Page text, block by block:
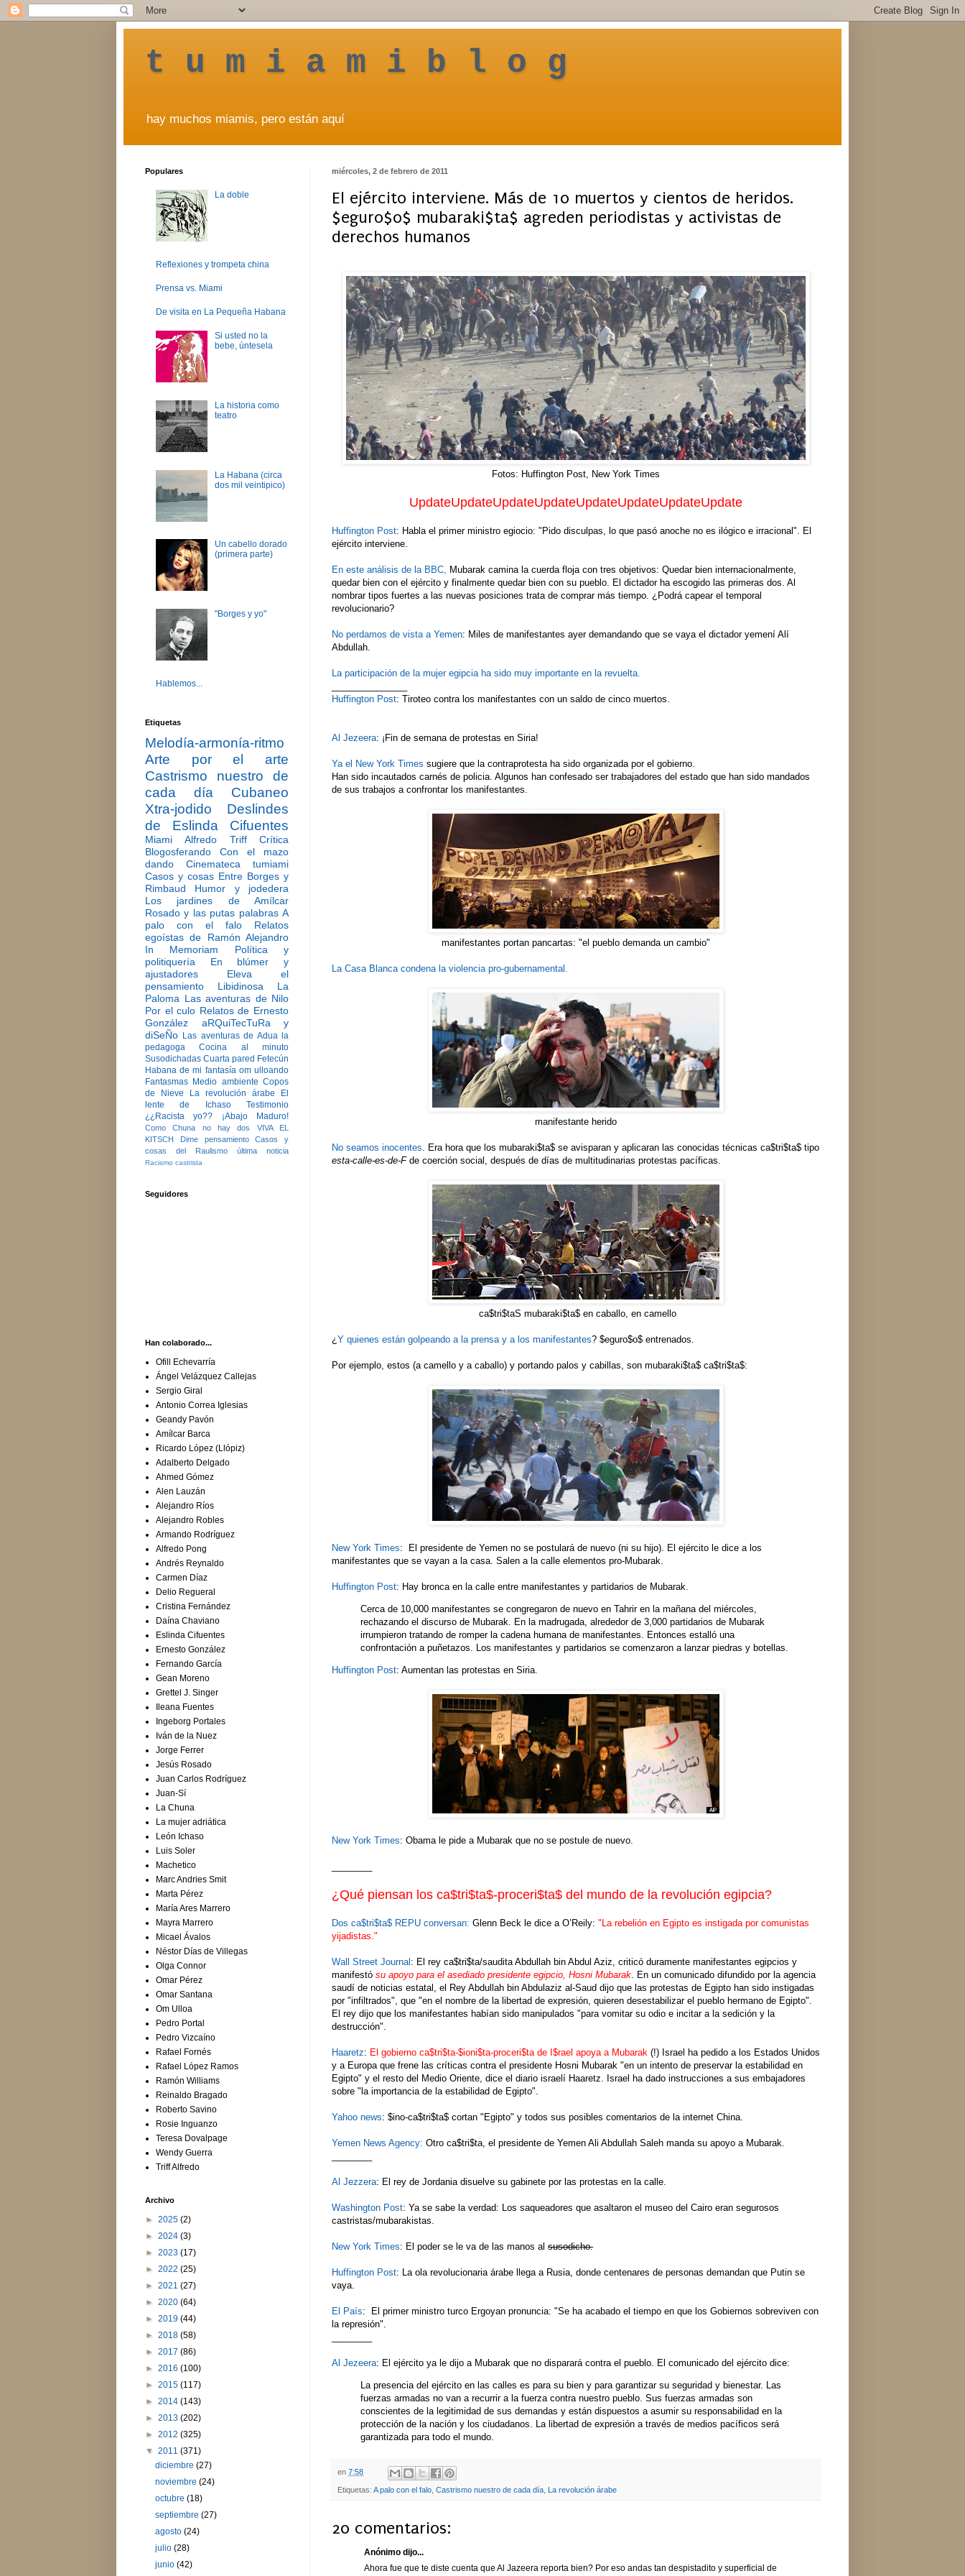
t u m i a m i b l o g
hay muchos miamis, pero están aquí
miércoles, 2 de febrero de 2011
El ejército interviene. Más de 10 muertos y cientos de heridos.
$eguro$o$ mubaraki$ta$ agreden periodistas y activistas de
derechos humanos
Fotos: Huffington Post, New York Times
UpdateUpdateUpdateUpdateUpdateUpdateUpdateUpdate
Huffington Post: Habla el primer ministro egiocio: "Pido disculpas, lo que pasó anoche no es ilógico e irracional". El
ejército interviene.
En este análisis de la BBC, Mubarak camina la cuerda floja con tres objetivos: Quedar bien internacionalmente,
quedar bien con el ejército y finalmente quedar bien con su pueblo. El dictador ha escogido las primeras dos. Al
nombrar tipos fuertes a las nuevas posiciones trata de comprar más tiempo. ¿Podrá capear el temporal
revolucionario?
No perdamos de vista a Yemen: Miles de manifestantes ayer demandando que se vaya el dictador yemení Alí
Abdullah.
La participación de la mujer egipcia ha sido muy importante en la revuelta.
Huffington Post: Tiroteo contra los manifestantes con un saldo de cinco muertos.
Al Jezeera: ¡Fin de semana de protestas en Siria!
Ya el New York Times sugiere que la contraprotesta ha sido organizada por el gobierno.
Han sido incautados carnés de policia. Algunos han confesado ser trabajadores del estado que han sido mandados
de sus trabajos a confrontar los manifestantes.
manifestantes portan pancartas: "el pueblo demanda un cambio"
La Casa Blanca condena la violencia pro-gubernamental.
manifestante herido
No seamos inocentes . Era hora que los mubaraki$ta$ se avisparan y aplicaran las conocidas técnicas ca$tri$ta$ tipo
esta-calle-es-de-Fde coerción social, después de días de multitudinarias protestas pacíficas.
ca$tri$taS mubaraki$ta$ en caballo, en camello
¿ Y quienes están golpeando a la prensa y a los manifestantes? $eguro$o$ entrenados.
Por ejemplo, estos (a camello y a caballo) y portando palos y cabillas, son mubaraki$ta$ ca$tri$ta$:
New York Times: El presidente de Yemen no se postulará de nuevo (ni su hijo). El ejército le dice a los
manifestantes que se vayan a la casa. Salen a la calle elementos pro-Mubarak.
Huffington Post: Hay bronca en la calle entre manifestantes y partidarios de Mubarak.
Cerca de 10,000 manifestantes se congregaron de nuevo en Tahrir en la mañana del miércoles,
rechazando el discurso de Mubarak. En la madrugada, alrededor de 3,000 partidarios de Mubarak
irrumpieron tratando de romper la cadena humana de manifestantes. Entonces estalló una
confrontación a puñetazos. Los manifestantes y partidarios se comenzaron a lanzar piedras y botellas.
Huffington Post: Aumentan las protestas en Siria.
New York Times: Obama le pide a Mubarak que no se postule de nuevo.
¿Qué piensan los ca$tri$ta$-proceri$ta$ del mundo de la revolución egipcia?
Dos ca$tri$ta$ REPU conversan: Glenn Beck le dice a O’Reily: "La rebelión en Egipto es instigada por comunistas
yijadistas."
Wall Street Journal : El rey ca$tri$ta/saudita Abdullah bin Abdul Aziz, criticó duramente manifestantes egipcios y
manifestó su apoyo para el asediado presidente egipcio, Hosni Mubarak . En un comunicado difundido por la agencia
saudí de noticias estatal, el Rey Abdullah bin Abdulaziz al-Saud dijo que las protestas de Egipto han sido instigadas
por "infiltrados", que "en el nombre de la libertad de expresión, quieren desestabilizar el pueblo hermano de Egipto".
El rey dijo que los manifestantes habían sido manipulados "para vomitar su odio e incitar a la sedición y la
destrucción".
Haaretz: El gobierno ca$tri$ta-$ioni$ta-proceri$ta de I$rael apoya a Mubarak (!) Israel ha pedido a los Estados Unidos
y a Europa que frene las críticas contra el presidente Hosni Mubarak "en un intento de preservar la estabilidad en
Egipto" y el resto del Medio Oriente, dice el diario israelí Haaretz. Israel ha dado instrucciones a sus embajadores
sobre "la importancia de la estabilidad de Egipto".
Yahoo news: $ino-ca$tri$ta$ cortan "Egipto" y todos sus posibles comentarios de la internet China.
Yemen News Agency: Otro ca$tri$ta, el presidente de Yemen Ali Abdullah Saleh manda su apoyo a Mubarak.
Al Jezzera: El rey de Jordania disuelve su gabinete por las protestas en la calle.
Washington Post: Ya se sabe la verdad: Los saqueadores que asaltaron el museo del Cairo eran segurosos
castristas/mubarakistas.
New York Times: El poder se le va de las manos al susodicho.
Huffington Post: La ola revolucionaria árabe llega a Rusia, donde centenares de personas demandan que Putin se
vaya.
El País: El primer ministro turco Ergoyan pronuncia: "Se ha acabado el tiempo en que los Gobiernos sobreviven con
la represión".
Al Jezeera: El ejército ya le dijo a Mubarak que no disparará contra el pueblo. El comunicado del ejército dice:
La presencia del ejército en las calles es para su bien y para garantizar su seguridad y bienestar. Las
fuerzas armadas no van a recurrir a la fuerza contra nuestro pueblo. Sus fuerzas armadas son
conscientes de la legitimidad de sus demandas y están dispuestos a asumir su responsabilidad en la
protección de la nación y los ciudadanos. La libertad de expresión a través de medios pacíficos será
garantizada para todo el mundo.
en 7:58
Etiquetas: A palo con el falo Castrismo nuestro de cada día La revolución árabe
20 comentarios:
Anónimo dijo...
Ahora fue que te diste cuenta que Al Jazeera reporta bien? Por eso andas tan despistadito y superficial de
Populares
La doble
Reflexiones y trompeta china
Prensa vs. Miami
De visita en La Pequeña Habana
Si usted no la
bebe, úntesela
La historia como
teatro
La Habana (circa
dos mil veintipico)
Un cabello dorado
(primera parte)
"Borges y yo"
Hablemos...
Etiquetas
Melodía-armonía-ritmo
Arte por el arte
Castrismo nuestro de
cada día
Cubaneo
Xtra-jodido
Deslindes
de Eslinda Cifuentes
Miami Alfredo Triff
Crítica
Blogosferando
Con el mazo
dando
Cinemateca tumiami
Casos y cosas Entre Borges y
Rimbaud
Humor y jodedera
Los jardines de Amílcar
Rosado y las putas palabras A
palo con el falo
Relatos
egoístas de Ramón Alejandro
In Memoriam
Política y
politiquería
En blúmer y
ajustadores
Eleva el
pensamiento
Libidinosa
La
Paloma Las aventuras de Nilo
Por el culo Relatos de Ernesto
González
aRQuiTecTuRa y
diSeÑo Las aventuras de Adua la
pedagoga
Cocina al minuto
Susodichadas Cuarta pared Fetecún
Habana de mi fantasía om ulloando
Fantasmas Medio ambiente Copos
de Nieve
La revolución árabe
El
lente de Ichaso
Testimonio
¿¿Racista yo??
¡Abajo Maduro!
Como Chuna no hay dos
VIVA EL
KITSCH
Dime pensamiento
Casos y
cosas del Raulismo
última noticia
Racismo castrista
Seguidores
Han colaborado...
Ofill Echevarría
Ángel Velázquez Callejas
Sergio Giral
Antonio Correa Iglesias
Geandy Pavón
Amílcar Barca
Ricardo López (Llópiz)
Adalberto Delgado
Ahmed Gómez
Alen Lauzán
Alejandro Ríos
Alejandro Robles
Armando Rodríguez
Alfredo Pong
Andrés Reynaldo
Carmen Díaz
Delio Regueral
Cristina Fernández
Daína Chaviano
Eslinda Cifuentes
Ernesto González
Fernando García
Gean Moreno
Grettel J. Singer
Ileana Fuentes
Ingeborg Portales
Iván de la Nuez
Jorge Ferrer
Jesús Rosado
Juan Carlos Rodríguez
Juan-Sí
La Chuna
La mujer adriática
León Ichaso
Luis Soler
Machetico
Marc Andries Smit
Marta Pérez
María Ares Marrero
Mayra Marrero
Micael Ávalos
Néstor Días de Villegas
Olga Connor
Omar Pérez
Omar Santana
Om Ulloa
Pedro Portal
Pedro Vizcaíno
Rafael Fornés
Rafael López Ramos
Ramón Williams
Reinaldo Bragado
Roberto Savino
Rosie Inguanzo
Teresa Dovalpage
Wendy Guerra
Triff Alfredo
Archivo
► 2025 (2)
► 2024 (3)
► 2023 (17)
► 2022 (25)
► 2021 (27)
► 2020 (64)
► 2019 (44)
► 2018 (58)
► 2017 (86)
► 2016 (100)
► 2015 (117)
► 2014 (143)
► 2013 (202)
► 2012 (325)
▼ 2011 (371)
diciembre(27)
noviembre(24)
octubre(18)
septiembre(27)
agosto(24)
julio(28)
junio(42)